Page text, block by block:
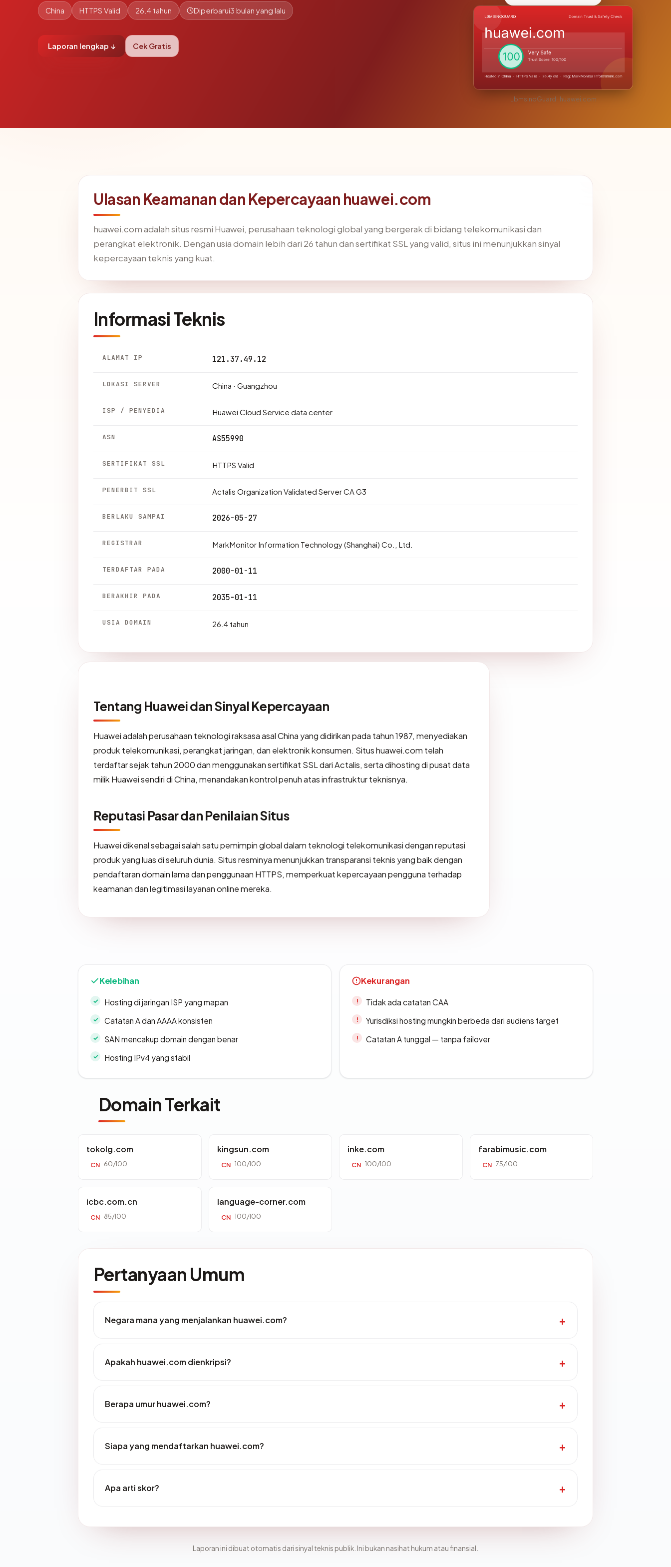
China HTTPS Valid 26.4 tahun Diperbarui3 bulan yang lalu
Laporan lengkap ↓ Cek Gratis
LbmsinoGuard · huawei.com
Ulasan Keamanan dan Kepercayaan huawei.com
huawei.com adalah situs resmi Huawei, perusahaan teknologi global yang bergerak di bidang telekomunikasi dan
perangkat elektronik. Dengan usia domain lebih dari 26 tahun dan sertifikat SSL yang valid, situs ini menunjukkan sinyal
kepercayaan teknis yang kuat.
Informasi Teknis
ALAMAT IP 121.37.49.12
LOKASI SERVER China · Guangzhou
ISP / PENYEDIA Huawei Cloud Service data center
ASN AS55990
SERTIFIKAT SSL HTTPS Valid
PENERBIT SSL Actalis Organization Validated Server CA G3
BERLAKU SAMPAI 2026-05-27
REGISTRAR MarkMonitor Information Technology (Shanghai) Co., Ltd.
TERDAFTAR PADA 2000-01-11
BERAKHIR PADA 2035-01-11
USIA DOMAIN 26.4 tahun
Tentang Huawei dan Sinyal Kepercayaan
Huawei adalah perusahaan teknologi raksasa asal China yang didirikan pada tahun 1987, menyediakan
produk telekomunikasi, perangkat jaringan, dan elektronik konsumen. Situs huawei.com telah
terdaftar sejak tahun 2000 dan menggunakan sertifikat SSL dari Actalis, serta dihosting di pusat data
milik Huawei sendiri di China, menandakan kontrol penuh atas infrastruktur teknisnya.
Reputasi Pasar dan Penilaian Situs
Huawei dikenal sebagai salah satu pemimpin global dalam teknologi telekomunikasi dengan reputasi
produk yang luas di seluruh dunia. Situs resminya menunjukkan transparansi teknis yang baik dengan
pendaftaran domain lama dan penggunaan HTTPS, memperkuat kepercayaan pengguna terhadap
keamanan dan legitimasi layanan online mereka.
Kelebihan
Hosting di jaringan ISP yang mapan
Catatan A dan AAAA konsisten
SAN mencakup domain dengan benar
Hosting IPv4 yang stabil
Kekurangan
Tidak ada catatan CAA
Yurisdiksi hosting mungkin berbeda dari audiens target
Catatan A tunggal — tanpa failover
Domain Terkait
tokolg.com
CN 60/100
kingsun.com
CN 100/100
inke.com
CN 100/100
farabimusic.com
CN 75/100
icbc.com.cn
CN 85/100
language-corner.com
CN 100/100
Pertanyaan Umum
Negara mana yang menjalankan huawei.com?
Apakah huawei.com dienkripsi?
Berapa umur huawei.com?
Siapa yang mendaftarkan huawei.com?
Apa arti skor?
Laporan ini dibuat otomatis dari sinyal teknis publik. Ini bukan nasihat hukum atau finansial.